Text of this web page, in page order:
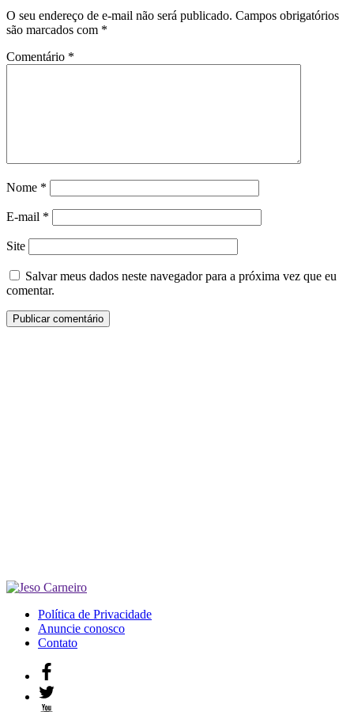
O seu endereço de e-mail não será publicado. Campos obrigatórios
são marcados com *
Comentário *
Nome *
E-mail *
Site
Salvar meus dados neste navegador para a próxima vez que eu
comentar.
Política de Privacidade
Anuncie conosco
Contato